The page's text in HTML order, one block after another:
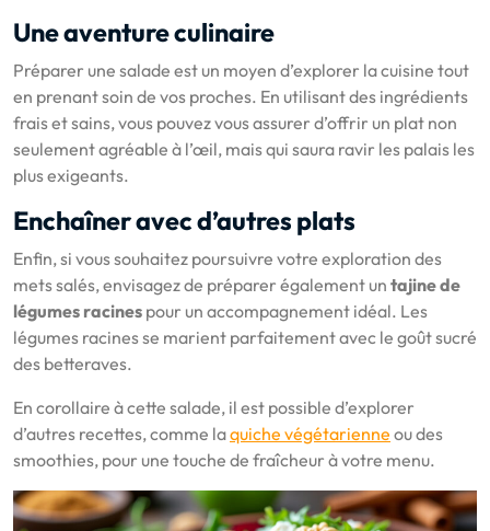
Une aventure culinaire
Préparer une salade est un moyen d’explorer la cuisine tout
en prenant soin de vos proches. En utilisant des ingrédients
frais et sains, vous pouvez vous assurer d’offrir un plat non
seulement agréable à l’œil, mais qui saura ravir les palais les
plus exigeants.
Enchaîner avec d’autres plats
Enfin, si vous souhaitez poursuivre votre exploration des
mets salés, envisagez de préparer également un tajine de
légumes racines pour un accompagnement idéal. Les
légumes racines se marient parfaitement avec le goût sucré
des betteraves.
En corollaire à cette salade, il est possible d’explorer
d’autres recettes, comme laquiche végétarienne ou des
smoothies, pour une touche de fraîcheur à votre menu.